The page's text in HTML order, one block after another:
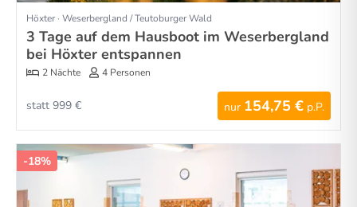
Höxter · Weserbergland / Teutoburger Wald
3 Tage auf dem Hausboot im Weserbergland
bei Höxter entspannen
2 Nächte 4 Personen
nur 154,75 € p.P.
statt 999 €
-18%